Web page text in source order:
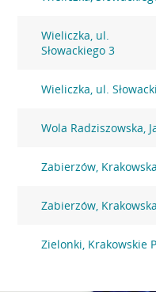
Wieliczka, ul.
Słowackiego 3
Wieliczka, ul.
Wola Radziszowska,
Zabierzów,
Zabierzów,
Zielonki, Krakowskie